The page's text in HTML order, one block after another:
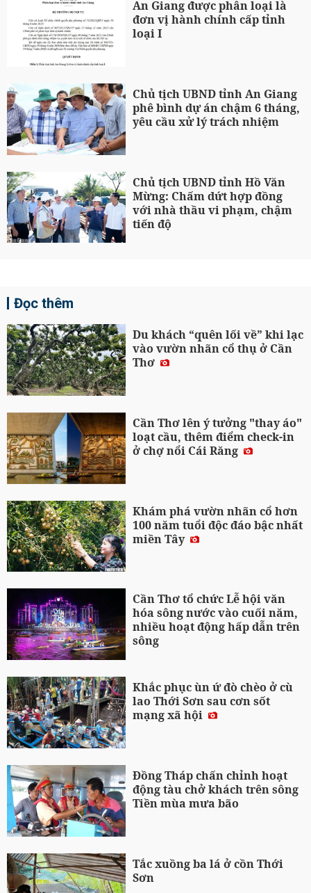
An Giang được phân loại là
đơn vị hành chính cấp tỉnh
loại I
Chủ tịch UBND tỉnh An Giang
phê bình dự án chậm 6 tháng,
yêu cầu xử lý trách nhiệm
Chủ tịch UBND tỉnh Hồ Văn
Mừng: Chấm dứt hợp đồng
với nhà thầu vi phạm, chậm
tiến độ
Đọc thêm
Du khách “quên lối về” khi lạc
vào vườn nhãn cổ thụ ở Cần
Thơ
Cần Thơ lên ý tưởng "thay áo"
loạt cầu, thêm điểm check-in
ở chợ nổi Cái Răng
Khám phá vườn nhãn cổ hơn
100 năm tuổi độc đáo bậc nhất
miền Tây
Cần Thơ tổ chức Lễ hội văn
hóa sông nước vào cuối năm,
nhiều hoạt động hấp dẫn trên
sông
Khắc phục ùn ứ đò chèo ở cù
lao Thới Sơn sau cơn sốt
mạng xã hội
Đồng Tháp chấn chỉnh hoạt
động tàu chở khách trên sông
Tiền mùa mưa bão
Tắc xuồng ba lá ở cồn Thới
Sơn